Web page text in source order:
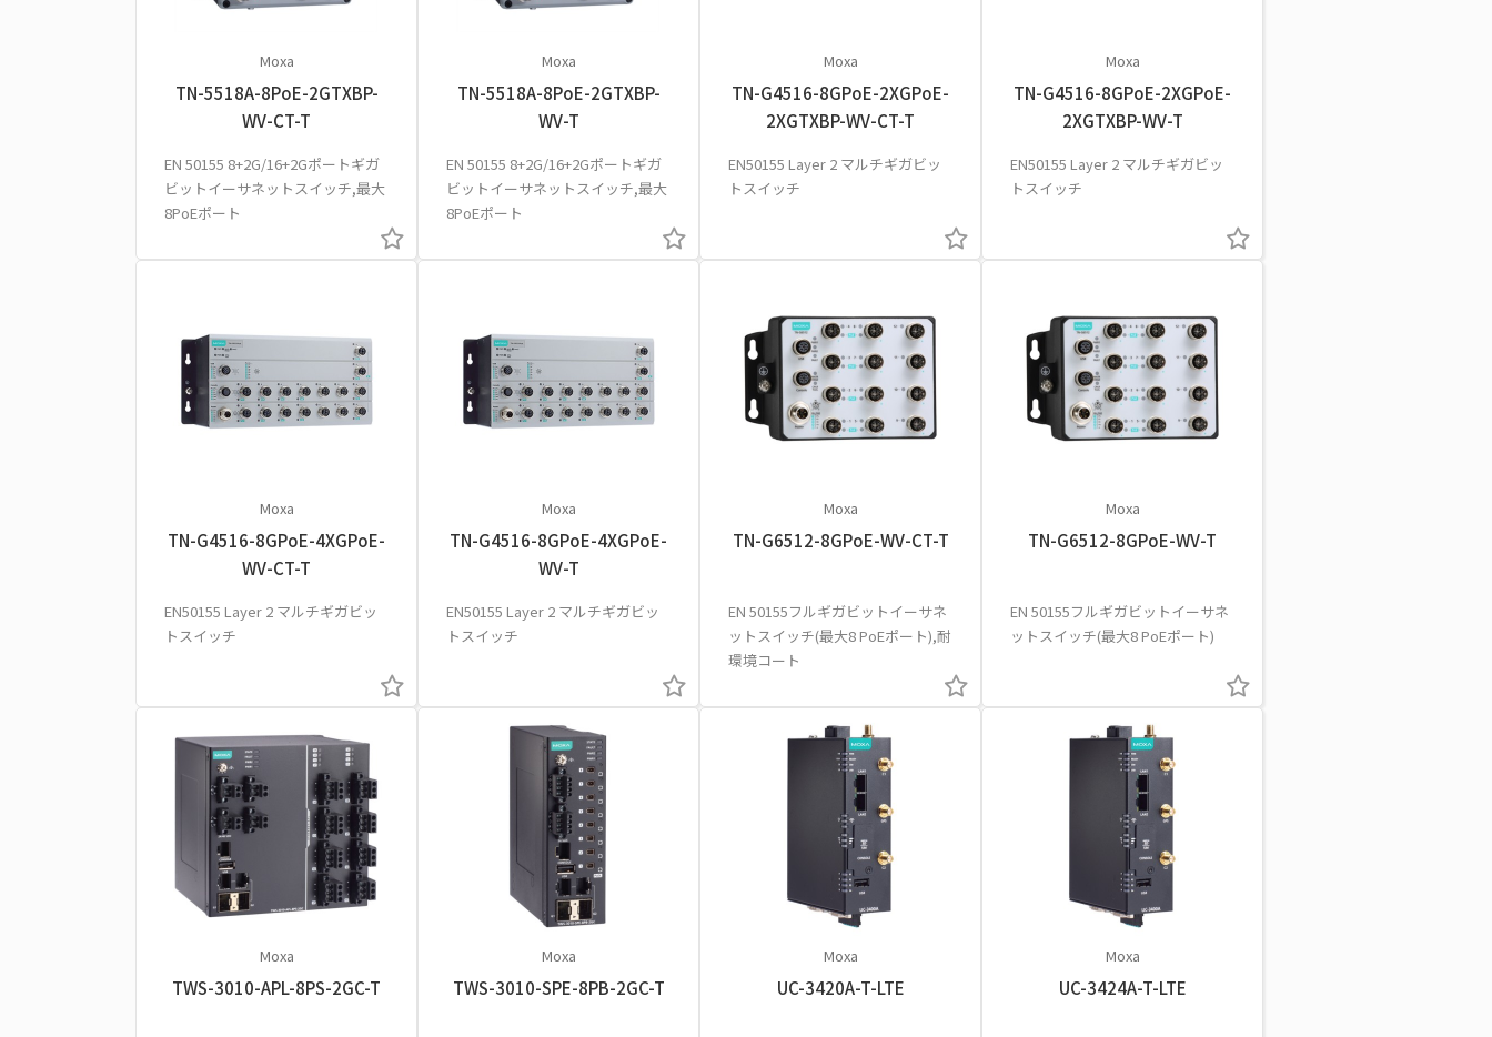
Moxa
TN-5518A-8PoE-2GTXBP-
WV-CT-T
EN 50155 8+2G/16+2Gポートギガ
ビットイーサネットスイッチ,最大
8PoEポート
Moxa
TN-5518A-8PoE-2GTXBP-
WV-T
EN 50155 8+2G/16+2Gポートギガ
ビットイーサネットスイッチ,最大
8PoEポート
Moxa
TN-G4516-8GPoE-2XGPoE-
2XGTXBP-WV-CT-T
EN50155 Layer 2 マルチギガビッ
トスイッチ
Moxa
TN-G4516-8GPoE-2XGPoE-
2XGTXBP-WV-T
EN50155 Layer 2 マルチギガビッ
トスイッチ
Moxa
TN-G4516-8GPoE-4XGPoE-
WV-CT-T
EN50155 Layer 2 マルチギガビッ
トスイッチ
Moxa
TN-G4516-8GPoE-4XGPoE-
WV-T
EN50155 Layer 2 マルチギガビッ
トスイッチ
Moxa
TN-G6512-8GPoE-WV-CT-T
EN 50155フルギガビットイーサネ
ットスイッチ(最大8 PoEポート),耐
環境コート
Moxa
TN-G6512-8GPoE-WV-T
EN 50155フルギガビットイーサネ
ットスイッチ(最大8 PoEポート)
Moxa
TWS-3010-APL-8PS-2GC-T
Moxa
TWS-3010-SPE-8PB-2GC-T
Moxa
UC-3420A-T-LTE
Moxa
UC-3424A-T-LTE